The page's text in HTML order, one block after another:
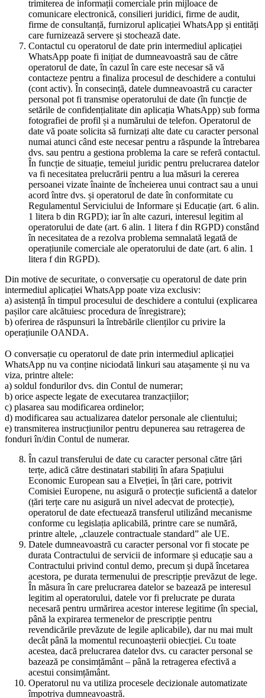
trimiterea de informații comerciale prin mijloace de
comunicare electronică, consilieri juridici, firme de audit,
firme de consultanță, furnizorul aplicației WhatsApp și entități
care furnizează servere și stochează date.
Contactul cu operatorul de date prin intermediul aplicației
WhatsApp poate fi inițiat de dumneavoastră sau de către
operatorul de date, în cazul în care este necesar să vă
contacteze pentru a finaliza procesul de deschidere a contului
(cont activ). În consecință, datele dumneavoastră cu caracter
personal pot fi transmise operatorului de date (în funcție de
setările de confidențialitate din aplicația WhatsApp) sub forma
fotografiei de profil și a numărului de telefon. Operatorul de
date vă poate solicita să furnizați alte date cu caracter personal
numai atunci când este necesar pentru a răspunde la întrebarea
dvs. sau pentru a gestiona problema la care se referă contactul.
În funcție de situație, temeiul juridic pentru prelucrarea datelor
va fi necesitatea prelucrării pentru a lua măsuri la cererea
persoanei vizate înainte de încheierea unui contract sau a unui
acord între dvs. și operatorul de date în conformitate cu
Regulamentul Serviciului de Informare și Educație (art. 6 alin.
1 litera b din RGPD); iar în alte cazuri, interesul legitim al
operatorului de date (art. 6 alin. 1 litera f din RGPD) constând
în necesitatea de a rezolva problema semnalată legată de
operațiunile comerciale ale operatorului de date (art. 6 alin. 1
litera f din RGPD).
Din motive de securitate, o conversație cu operatorul de date prin
intermediul aplicației WhatsApp poate viza exclusiv:
a) asistență în timpul procesului de deschidere a contului (explicarea
pașilor care alcătuiesc procedura de înregistrare);
b) oferirea de răspunsuri la întrebările clienților cu privire la
operațiunile OANDA.
O conversație cu operatorul de date prin intermediul aplicației
WhatsApp nu va conține niciodată linkuri sau atașamente și nu va
viza, printre altele:
a) soldul fondurilor dvs. din Contul de numerar;
b) orice aspecte legate de executarea tranzacțiilor;
c) plasarea sau modificarea ordinelor;
d) modificarea sau actualizarea datelor personale ale clientului;
e) transmiterea instrucțiunilor pentru depunerea sau retragerea de
fonduri în/din Contul de numerar.
În cazul transferului de date cu caracter personal către țări
terțe, adică către destinatari stabiliți în afara Spațiului
Economic European sau a Elveției, în țări care, potrivit
Comisiei Europene, nu asigură o protecție suficientă a datelor
(țări terțe care nu asigură un nivel adecvat de protecție),
operatorul de date efectuează transferul utilizând mecanisme
conforme cu legislația aplicabilă, printre care se numără,
printre altele, „clauzele contractuale standard” ale UE.
Datele dumneavoastră cu caracter personal vor fi stocate pe
durata Contractului de servicii de informare și educație sau a
Contractului privind contul demo, precum și după încetarea
acestora, pe durata termenului de prescripție prevăzut de lege.
În măsura în care prelucrarea datelor se bazează pe interesul
legitim al operatorului, datele vor fi prelucrate pe durata
necesară pentru urmărirea acestor interese legitime (în special,
până la expirarea termenelor de prescripție pentru
revendicările prevăzute de legile aplicabile), dar nu mai mult
decât până la momentul recunoașterii obiecției. Cu toate
acestea, dacă prelucrarea datelor dvs. cu caracter personal se
bazează pe consimțământ – până la retragerea efectivă a
acestui consimțământ.
Operatorul nu va utiliza procesele decizionale automatizate
împotriva dumneavoastră.